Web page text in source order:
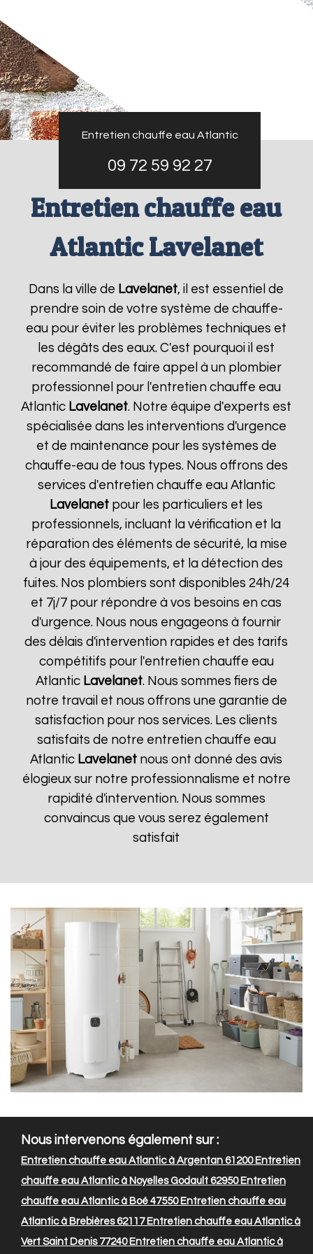
Entretien chauffe eau Atlantic
09 72 59 92 27
Entretien chauffe eau
Atlantic Lavelanet
Dans la ville de Lavelanet, il est essentiel de
prendre soin de votre système de chauffe-
eau pour éviter les problèmes techniques et
les dégâts des eaux. C'est pourquoi il est
recommandé de faire appel à un plombier
professionnel pour l'entretien chauffe eau
Atlantic Lavelanet. Notre équipe d'experts est
spécialisée dans les interventions d'urgence
et de maintenance pour les systèmes de
chauffe-eau de tous types. Nous offrons des
services d'entretien chauffe eau Atlantic
Lavelanet pour les particuliers et les
professionnels, incluant la vérification et la
réparation des éléments de sécurité, la mise
à jour des équipements, et la détection des
fuites. Nos plombiers sont disponibles 24h/24
et 7j/7 pour répondre à vos besoins en cas
d'urgence. Nous nous engageons à fournir
des délais d'intervention rapides et des tarifs
compétitifs pour l'entretien chauffe eau
Atlantic Lavelanet. Nous sommes fiers de
notre travail et nous offrons une garantie de
satisfaction pour nos services. Les clients
satisfaits de notre entretien chauffe eau
Atlantic Lavelanet nous ont donné des avis
élogieux sur notre professionnalisme et notre
rapidité d'intervention. Nous sommes
convaincus que vous serez également
satisfait
Nous intervenons également sur :
Entretien chauffe eau Atlantic à Argentan 61200Entretien
chauffe eau Atlantic à Noyelles Godault 62950Entretien
chauffe eau Atlantic à Boé 47550Entretien chauffe eau
Atlantic à Brebières 62117Entretien chauffe eau Atlantic à
Vert Saint Denis 77240Entretien chauffe eau Atlantic à